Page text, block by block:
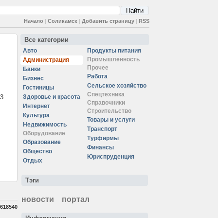
Начало | Соликамск | Добавить страницу | RSS
3
618540
Все категории
Авто
Администрация
Банки
Бизнес
Гостиницы
Здоровье и красота
Интернет
Культура
Недвижимость
Оборудование
Образование
Общество
Отдых
Продукты питания
Промышленность
Прочее
Работа
Сельское хозяйство
Спецтехника
Справочники
Строительство
Товары и услуги
Транспорт
Турфирмы
Финансы
Юриспруденция
Тэги
новости портал